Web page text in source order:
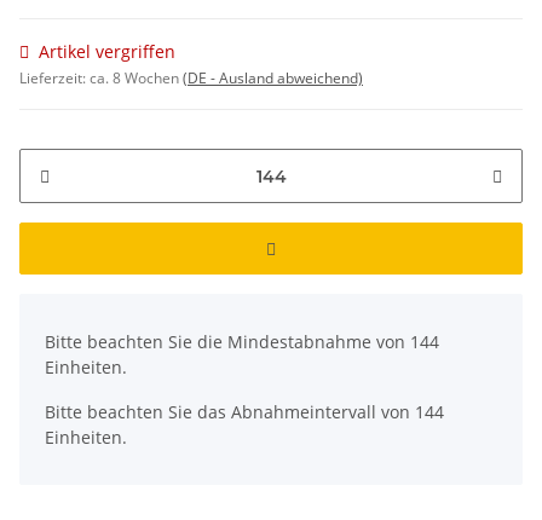
Artikel vergriffen
Lieferzeit:ca. 8 Wochen(DE - Ausland abweichend)
Bitte beachten Sie die Mindestabnahme von 144
Einheiten.
Bitte beachten Sie das Abnahmeintervall von 144
Einheiten.